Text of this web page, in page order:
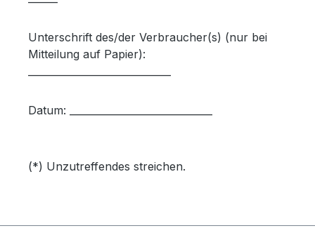
Unterschrift des/der Verbraucher(s) (nur bei
Mitteilung auf Papier):
Datum: _____________________________
(*) Unzutreffendes streichen.